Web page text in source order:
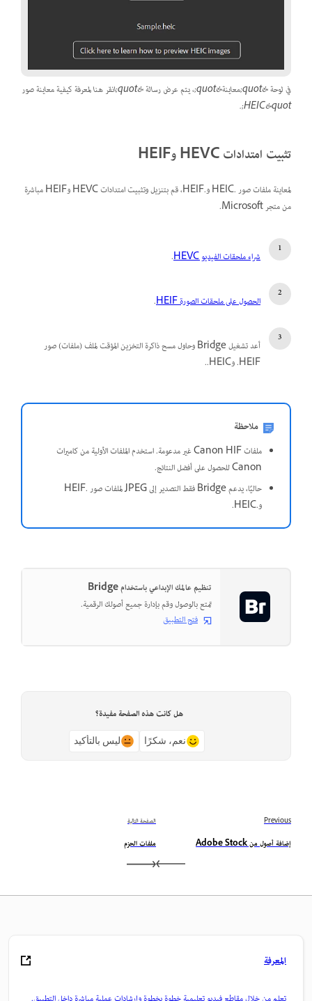
في لوحة &quot;معاينة&quot;، يتم عرض رسالة &quot;انقر هنا لمعرفة كيفية معاينة صور
HEIC&quot;.
تثبيت امتدادات HEVC وHEIF
لمعاينة ملفات صور .HEIC و.HEIF، قم بتنزيل وتثبيت امتدادات HEVC وHEIF مباشرة
من متجر Microsoft.
شراء ملحقات الفيديو HEVC .
الحصول على ملحقات الصورة HEIF .
أعد تشغيل Bridge وحاول مسح ذاكرة التخزين المؤقت لملف (ملفات) صور
‎.HEIF و‎.HEIC.
ملاحظة
ملفات Canon HIF غير مدعومة. استخدم الملفات الأولية من كاميرات
Canon للحصول على أفضل النتائج.
حاليًا، يدعم Bridge فقط التصدير إلى JPEG لملفات صور .HEIF
و.HEIC.
تنظيم عالمك الإبداعي باستخدام Bridge
تمتع بالوصول وقم بإدارة جميع أصولك الرقمية.
فتح التطبيق
هل كانت هذه الصفحة مفيدة؟
نعم، شكرًا ليس بالتأكيد
Previous
إضافة أصول من Adobe Stock
الصفحة التالية
ملفات الحزم
المعرفة